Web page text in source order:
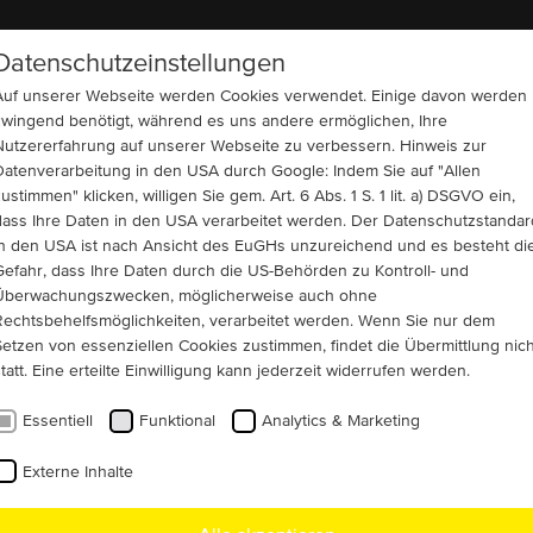
UNTERNEHMEN REFERENZEN KONTAKT
(m/w/d) im
unserer Webseite werden Cookies verwendet. Einige davon werden
benötigt, während es uns andere ermöglichen, Ihre
auf unserer Webseite zu verbessern. Hinweis zur
in den USA durch Google: Indem Sie auf "Allen
klicken, willigen Sie gem. Art. 6 Abs. 1 S. 1 lit. a) DSGVO ein,
Ihre Daten in den USA verarbeitet werden. Der
den USA ist nach Ansicht des EuGHs unzureichend und es besteht
dass Ihre Daten durch die US-Behörden zu Kontroll- und
möglicherweise auch ohne
verarbeitet werden. Wenn Sie nur dem
von essenziellen Cookies zustimmen, findet die Übermittlung
Eine erteilte Einwilligung kann jederzeit widerrufen werden.
Essentiell Funktional Analytics & Marketing
Externe Inhalte